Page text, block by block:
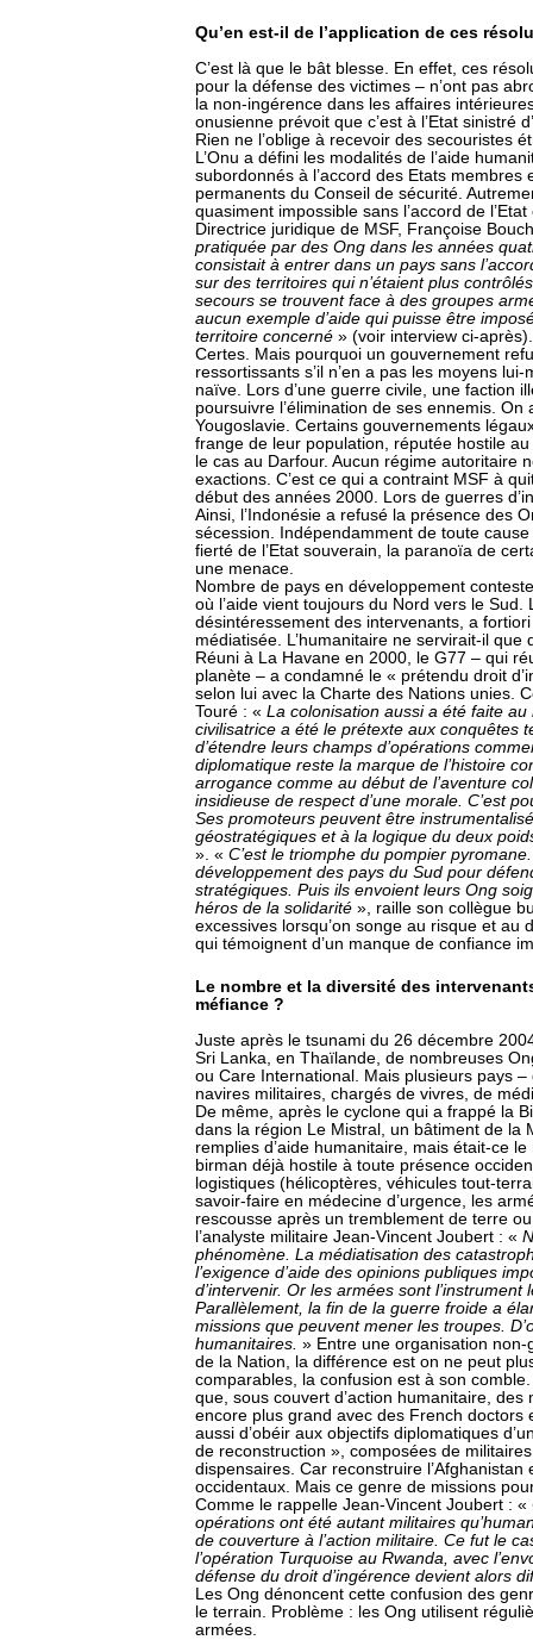
Qu’en est-il de l’application de ces
C’est là que le bât blesse. En effet, ces
pour la défense des victimes – n’ont pas
la non-ingérence dans les affaires
onusienne prévoit que c’est à l’Etat sinistré
Rien ne l’oblige à recevoir des secouristes
L’Onu a défini les modalités de l’aide
subordonnés à l’accord des Etats
permanents du Conseil de sécurité.
quasiment impossible sans l’accord de
Directrice juridique de MSF, Françoise
pratiquée par des Ong dans les années
consistait à entrer dans un pays sans
sur des territoires qui n’étaient plus
secours se trouvent face à des groupes
aucun exemple d’aide qui puisse être
territoire concerné » (voir interview ci-après).
Certes. Mais pourquoi un gouvernement
ressortissants s’il n’en a pas les moyens
naïve. Lors d’une guerre civile, une faction
poursuivre l’élimination de ses ennemis.
Yougoslavie. Certains gouvernements
frange de leur population, réputée hostile
le cas au Darfour. Aucun régime autoritaire
exactions. C’est ce qui a contraint MSF à
début des années 2000. Lors de guerres
Ainsi, l’Indonésie a refusé la présence des
sécession. Indépendamment de toute
fierté de l’Etat souverain, la paranoïa de
une menace.
Nombre de pays en développement
où l’aide vient toujours du Nord vers le
désintéressement des intervenants, a
médiatisée. L’humanitaire ne servirait-il
Réuni à La Havane en 2000, le G77 – qui
planète – a condamné le « prétendu droit
selon lui avec la Charte des Nations unies.
Touré : « La colonisation aussi a été faite au
civilisatrice a été le prétexte aux conquêtes
d’étendre leurs champs d’opérations
diplomatique reste la marque de l’histoire
arrogance comme au début de l’aventure
insidieuse de respect d’une morale. C’est
Ses promoteurs peuvent être
géostratégiques et à la logique du deux
». « C’est le triomphe du pompier
développement des pays du Sud pour
stratégiques. Puis ils envoient leurs Ong
héros de la solidarité », raille son collègue
excessives lorsqu’on songe au risque et
qui témoignent d’un manque de confiance
Le nombre et la diversité des
méfiance ?
Juste après le tsunami du 26 décembre
Sri Lanka, en Thaïlande, de nombreuses
ou Care International. Mais plusieurs pays
navires militaires, chargés de vivres, de
De même, après le cyclone qui a frappé la
dans la région Le Mistral, un bâtiment de la
remplies d’aide humanitaire, mais était-ce
birman déjà hostile à toute présence
logistiques (hélicoptères, véhicules tout-
savoir-faire en médecine d’urgence, les
rescousse après un tremblement de terre
l’analyste militaire Jean-Vincent Joubert : «
phénomène. La médiatisation des
l’exigence d’aide des opinions publiques
d’intervenir. Or les armées sont
Parallèlement, la fin de la guerre froide a
missions que peuvent mener les troupes.
humanitaires. » Entre une organisation
de la Nation, la différence est on ne peut
comparables, la confusion est à son
que, sous couvert d’action humanitaire,
encore plus grand avec des French doctors
aussi d’obéir aux objectifs diplomatiques
de reconstruction », composées de
dispensaires. Car reconstruire
occidentaux. Mais ce genre de missions
Comme le rappelle Jean-Vincent Joubert : «
opérations ont été autant militaires
de couverture à l’action militaire. Ce fut le
l’opération Turquoise au Rwanda, avec
défense du droit d’ingérence devient alors
Les Ong dénoncent cette confusion des
le terrain. Problème : les Ong utilisent
armées.